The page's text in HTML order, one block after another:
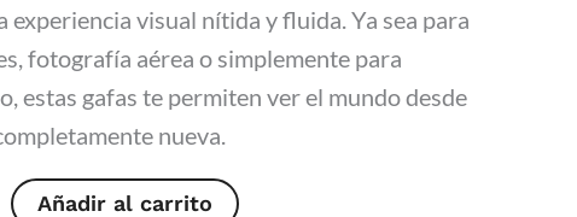
experiencia visual nítida y fluida. Ya sea para
fotografía aérea o simplemente para
estas gafas te permiten ver el mundo desde
nueva.
Añadir al carrito